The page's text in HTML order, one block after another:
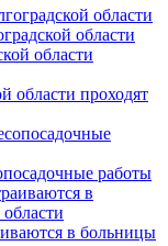
области
области проходят
работы
в больницы